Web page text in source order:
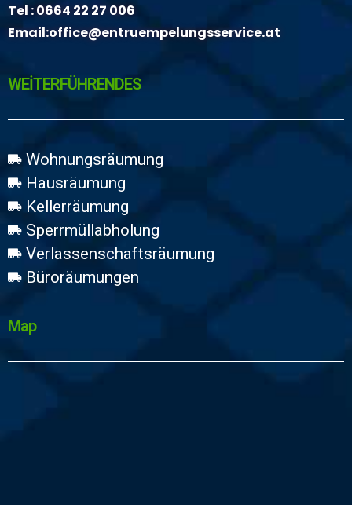
Tel :0664 22 27 006
Email:office@entruempelungsservice.at
WEİTERFÜHRENDES
Wohnungsräumung
Hausräumung
Kellerräumung
Sperrmüllabholung
Verlassenschaftsräumung
Büroräumungen
Map